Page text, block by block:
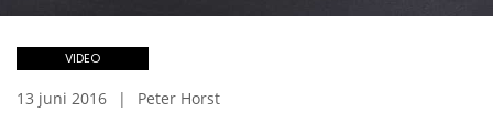
VIDEO
13 juni 2016 Peter Horst